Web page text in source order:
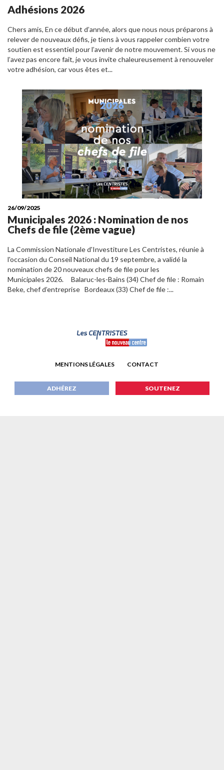
Adhésions 2026
Chers amis, En ce début d’année, alors que nous nous préparons à
relever de nouveaux défis, je tiens à vous rappeler combien votre
soutien est essentiel pour l’avenir de notre mouvement. Si vous ne
l’avez pas encore fait, je vous invite chaleureusement à renouveler
votre adhésion, car vous êtes et...
26/09/2025
Municipales 2026 : Nomination de nos
Chefs de file (2ème vague)
La Commission Nationale d'Investiture Les Centristes, réunie à
l'occasion du Conseil National du 19 septembre, a validé la
nomination de 20 nouveaux chefs de file pour les
Municipales 2026. Balaruc-les-Bains (34) Chef de file : Romain
Beke, chef d’entreprise Bordeaux (33) Chef de file :...
MENTIONS LÉGALES CONTACT
ADHÉREZ SOUTENEZ